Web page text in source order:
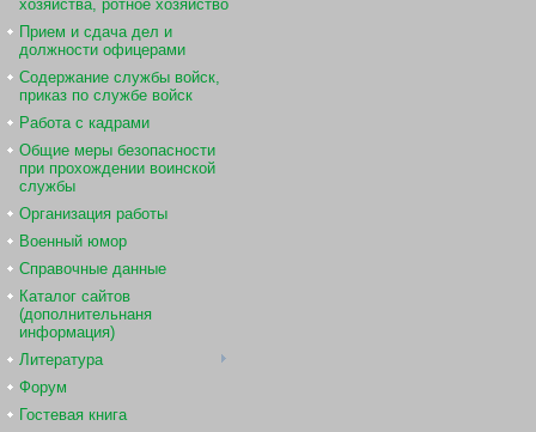
хозяйства, ротное хозяйство
Прием и сдача дел и
должности офицерами
Содержание службы войск,
приказ по службе войск
Работа с кадрами
Общие меры безопасности
при прохождении воинской
службы
Организация работы
Военный юмор
Справочные данные
Каталог сайтов
(дополнительнаня
информация)
Литература
Форум
Гостевая книга